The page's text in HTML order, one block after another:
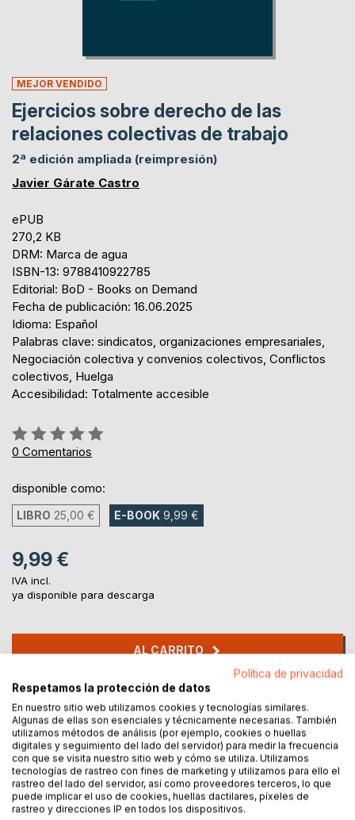
MEJOR VENDIDO
Ejercicios sobre derecho de las
relaciones colectivas de trabajo
2ª edición ampliada (reimpresión)
Javier Gárate Castro
ePUB
270,2 KB
DRM: Marca de agua
ISBN-13: 9788410922785
Editorial: BoD - Books on Demand
Fecha de publicación: 16.06.2025
Idioma: Español
Palabras clave: sindicatos, organizaciones empresariales,
Negociación colectiva y convenios colectivos, Conflictos
colectivos, Huelga
Accesibilidad: Totalmente accesible
Rating:
0%
0 Comentarios
disponible como:
LIBRO 25,00 € E-BOOK 9,99 €
9,99 €
IVA incl.
ya disponible para descarga
AL CARRITO
Añadir a lista de deseo
Haz una reseña
Política de privacidad
Respetamos la protección de datos
En nuestro sitio web utilizamos cookies y tecnologías similares.
Algunas de ellas son esenciales y técnicamente necesarias. También
utilizamos métodos de análisis (por ejemplo, cookies o huellas
digitales y seguimiento del lado del servidor) para medir la frecuencia
con que se visita nuestro sitio web y cómo se utiliza. Utilizamos
tecnologías de rastreo con fines de marketing y utilizamos para ello el
rastreo del lado del servidor, así como proveedores terceros, lo que
puede implicar el uso de cookies, huellas dactilares, píxeles de
rastreo y direcciones IP en todos los dispositivos.